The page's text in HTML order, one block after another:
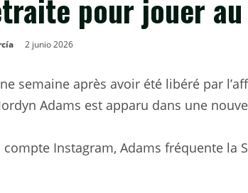
pour jouer
2 junio 2026
semaine après avoir été libéré par
Adams est apparu dans une
compte Instagram, Adams fréquente